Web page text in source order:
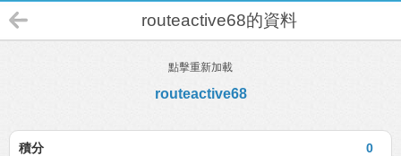
routeactive68的資料
點擊重新加載
routeactive68
0
積分